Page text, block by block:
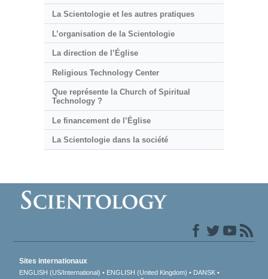
La Scientologie et les autres pratiques
L’organisation de la Scientologie
La direction de l’Église
Religious Technology Center
Que représente la Church of Spiritual
Technology ?
Le financement de l’Église
La Scientologie dans la société
Sites internationaux
ENGLISH (US/International) ENGLISH (United Kingdom)
DANSK